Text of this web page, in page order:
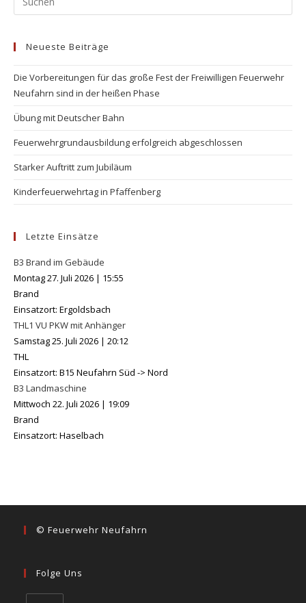
Neueste Beiträge
Die Vorbereitungen für das große Fest der Freiwilligen Feuerwehr
Neufahrn sind in der heißen Phase
Übung mit Deutscher Bahn
Feuerwehrgrundausbildung erfolgreich abgeschlossen
Starker Auftritt zum Jubiläum
Kinderfeuerwehrtag in Pfaffenberg
Letzte Einsätze
B3 Brand im Gebäude
Montag 27. Juli 2026 | 15:55
Brand
Einsatzort: Ergoldsbach
THL1 VU PKW mit Anhänger
Samstag 25. Juli 2026 | 20:12
THL
Einsatzort: B15 Neufahrn Süd -> Nord
B3 Landmaschine
Mittwoch 22. Juli 2026 | 19:09
Brand
Einsatzort: Haselbach
© Feuerwehr Neufahrn
Folge Uns